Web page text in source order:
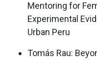
Mentoring for
Experimental
Urban Peru
Tomás Rau: